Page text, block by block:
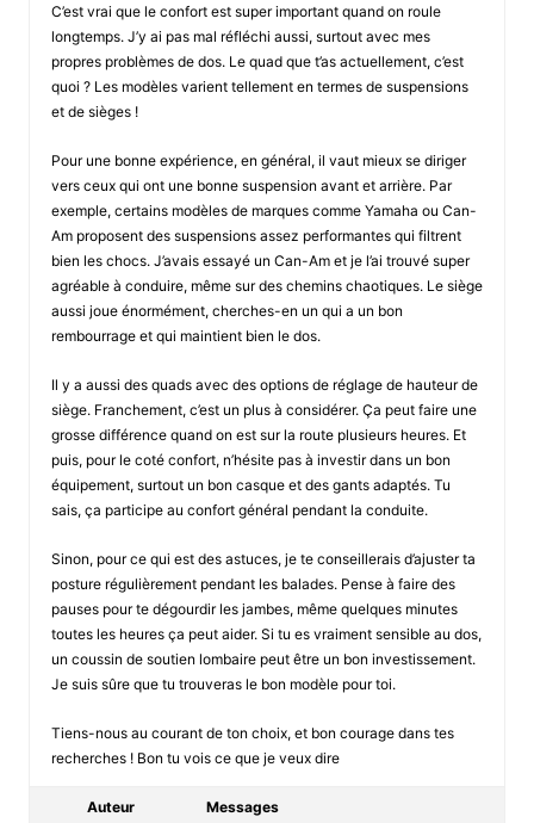
C’est vrai que le confort est super important quand on roule
longtemps. J’y ai pas mal réfléchi aussi, surtout avec mes
propres problèmes de dos. Le quad que t’as actuellement, c’est
quoi ? Les modèles varient tellement en termes de suspensions
et de sièges !
Pour une bonne expérience, en général, il vaut mieux se diriger
vers ceux qui ont une bonne suspension avant et arrière. Par
exemple, certains modèles de marques comme Yamaha ou Can-
Am proposent des suspensions assez performantes qui filtrent
bien les chocs. J’avais essayé un Can-Am et je l’ai trouvé super
agréable à conduire, même sur des chemins chaotiques. Le siège
aussi joue énormément, cherches-en un qui a un bon
rembourrage et qui maintient bien le dos.
Il y a aussi des quads avec des options de réglage de hauteur de
siège. Franchement, c’est un plus à considérer. Ça peut faire une
grosse différence quand on est sur la route plusieurs heures. Et
puis, pour le coté confort, n’hésite pas à investir dans un bon
équipement, surtout un bon casque et des gants adaptés. Tu
sais, ça participe au confort général pendant la conduite.
Sinon, pour ce qui est des astuces, je te conseillerais d’ajuster ta
posture régulièrement pendant les balades. Pense à faire des
pauses pour te dégourdir les jambes, même quelques minutes
toutes les heures ça peut aider. Si tu es vraiment sensible au dos,
un coussin de soutien lombaire peut être un bon investissement.
Je suis sûre que tu trouveras le bon modèle pour toi.
Tiens-nous au courant de ton choix, et bon courage dans tes
recherches ! Bon tu vois ce que je veux dire
Auteur Messages